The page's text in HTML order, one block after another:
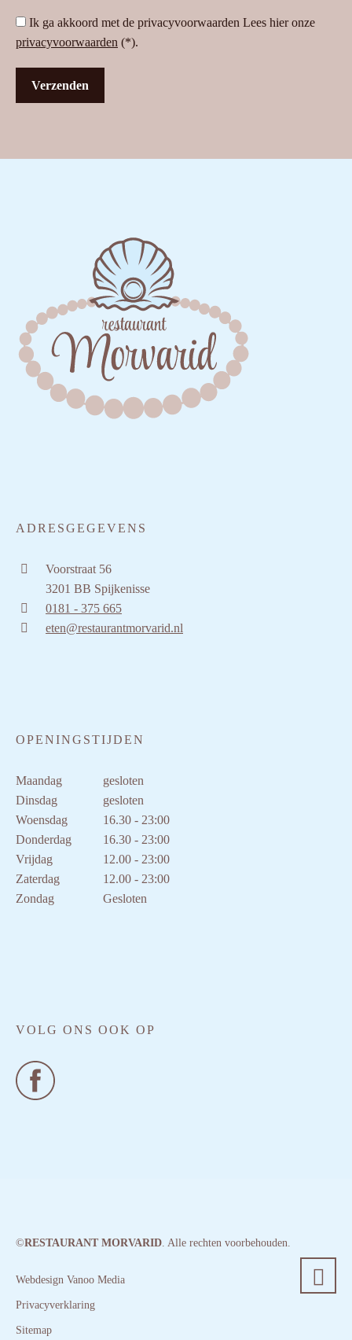
Ik ga akkoord met de privacyvoorwaarden Lees hier onze
privacyvoorwaarden (*).
ADRESGEGEVENS
Voorstraat 56
3201 BB Spijkenisse
0181 - 375 665
eten@restaurantmorvarid.nl
OPENINGSTIJDEN
Maandag
gesloten
Dinsdag
gesloten
Woensdag
16.30 - 23:00
Donderdag
16.30 - 23:00
Vrijdag
12.00 - 23:00
Zaterdag
12.00 - 23:00
Zondag
Gesloten
VOLG ONS OOK OP
©RESTAURANT MORVARID. Alle rechten voorbehouden.
Webdesign Vanoo Media
Privacyverklaring
Sitemap